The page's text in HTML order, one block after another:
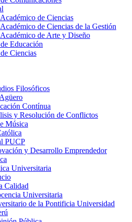
de Ciencias
de Ciencias de la Gestión
de Arte y Diseño
Educación
Ciencias
Filosóficos
Contínua
y Resolución de Conflictos
Música
PUCP
y Desarrollo Emprendedor
Universitaria
Calidad
Universitaria
de la Pontificia Universidad